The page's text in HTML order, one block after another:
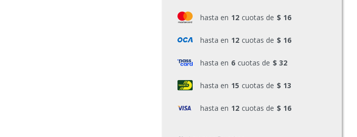
hasta en 12 cuotas de $ 16
hasta en 12 cuotas de $ 16
hasta en 6 cuotas de $ 32
hasta en 15 cuotas de $ 13
hasta en 12 cuotas de $ 16